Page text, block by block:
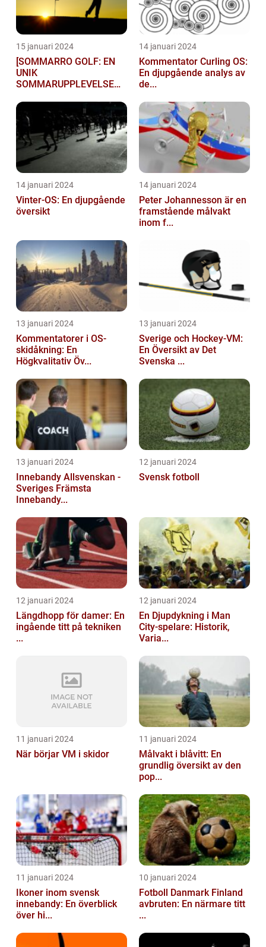
15 januari 2024
[SOMMARRO GOLF: EN
UNIK
SOMMARUPPLEVELSE
14 januari 2024
Kommentator Curling OS:
En djupgående analys av
de...
14 januari 2024
Vinter-OS: En djupgående
översikt
14 januari 2024
Peter Johannesson är en
framstående målvakt
inom f...
13 januari 2024
Kommentatorer i OS-
skidåkning: En
Högkvalitativ Öv...
13 januari 2024
Sverige och Hockey-VM:
En Översikt av Det
Svenska ...
13 januari 2024
Innebandy Allsvenskan -
Sveriges Främsta
Innebandy...
12 januari 2024
Svensk fotboll
12 januari 2024
Längdhopp för damer: En
ingående titt på tekniken
...
12 januari 2024
En Djupdykning i Man
City-spelare: Historik,
Varia...
11 januari 2024
När börjar VM i skidor
11 januari 2024
Målvakt i blåvitt: En
grundlig översikt av den
pop...
11 januari 2024
Ikoner inom svensk
innebandy: En överblick
över hi...
10 januari 2024
Fotboll Danmark Finland
avbruten: En närmare titt
...